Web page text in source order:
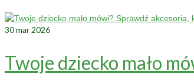
30mar 2026
Twoje dziecko mało